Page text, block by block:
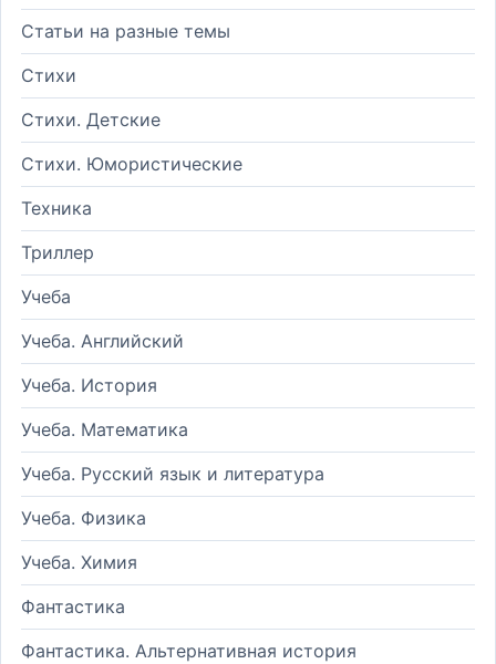
Статьи на разные темы
Стихи
Стихи. Детские
Стихи. Юмористические
Техника
Триллер
Учеба
Учеба. Английский
Учеба. История
Учеба. Математика
Учеба. Русский язык и литература
Учеба. Физика
Учеба. Химия
Фантастика
Фантастика. Альтернативная история